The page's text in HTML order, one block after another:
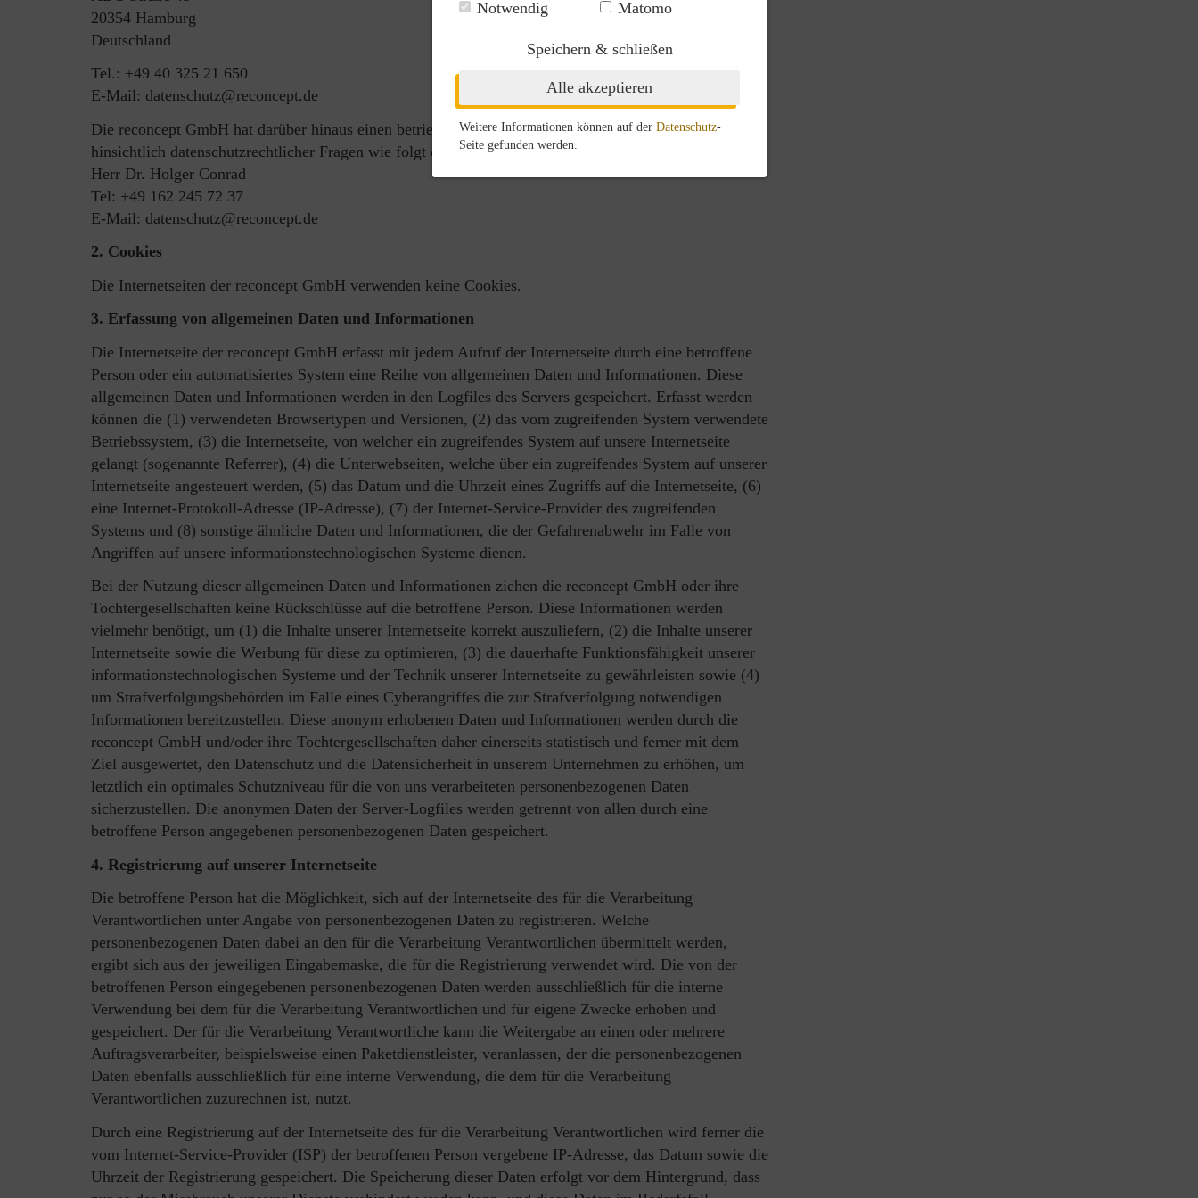
20354 Hamburg
Deutschland
Tel.: +49 40 325 21 650
E-Mail: datenschutz@reconcept.de
Die reconcept GmbH hat darüber hinaus einen betrieblichen Datenschutzbeauftragten, den Sie
hinsichtlich datenschutzrechtlicher Fragen wie folgt erreichen können:
Herr Dr. Holger Conrad
Tel: +49 162 245 72 37
E-Mail: datenschutz@reconcept.de
2. Cookies
Die Internetseiten der reconcept GmbH verwenden keine Cookies.
3. Erfassung von allgemeinen Daten und Informationen
Die Internetseite der reconcept GmbH erfasst mit jedem Aufruf der Internetseite durch eine betroffene
Person oder ein automatisiertes System eine Reihe von allgemeinen Daten und Informationen. Diese
allgemeinen Daten und Informationen werden in den Logfiles des Servers gespeichert. Erfasst werden
können die (1) verwendeten Browsertypen und Versionen, (2) das vom zugreifenden System verwendete
Betriebssystem, (3) die Internetseite, von welcher ein zugreifendes System auf unsere Internetseite
gelangt (sogenannte Referrer), (4) die Unterwebseiten, welche über ein zugreifendes System auf unserer
Internetseite angesteuert werden, (5) das Datum und die Uhrzeit eines Zugriffs auf die Internetseite, (6)
eine Internet-Protokoll-Adresse (IP-Adresse), (7) der Internet-Service-Provider des zugreifenden
Systems und (8) sonstige ähnliche Daten und Informationen, die der Gefahrenabwehr im Falle von
Angriffen auf unsere informationstechnologischen Systeme dienen.
Bei der Nutzung dieser allgemeinen Daten und Informationen ziehen die reconcept GmbH oder ihre
Tochtergesellschaften keine Rückschlüsse auf die betroffene Person. Diese Informationen werden
vielmehr benötigt, um (1) die Inhalte unserer Internetseite korrekt auszuliefern, (2) die Inhalte unserer
Internetseite sowie die Werbung für diese zu optimieren, (3) die dauerhafte Funktionsfähigkeit unserer
informationstechnologischen Systeme und der Technik unserer Internetseite zu gewährleisten sowie (4)
um Strafverfolgungsbehörden im Falle eines Cyberangriffes die zur Strafverfolgung notwendigen
Informationen bereitzustellen. Diese anonym erhobenen Daten und Informationen werden durch die
reconcept GmbH und/oder ihre Tochtergesellschaften daher einerseits statistisch und ferner mit dem
Ziel ausgewertet, den Datenschutz und die Datensicherheit in unserem Unternehmen zu erhöhen, um
letztlich ein optimales Schutzniveau für die von uns verarbeiteten personenbezogenen Daten
sicherzustellen. Die anonymen Daten der Server-Logfiles werden getrennt von allen durch eine
betroffene Person angegebenen personenbezogenen Daten gespeichert.
4. Registrierung auf unserer Internetseite
Die betroffene Person hat die Möglichkeit, sich auf der Internetseite des für die Verarbeitung
Verantwortlichen unter Angabe von personenbezogenen Daten zu registrieren. Welche
personenbezogenen Daten dabei an den für die Verarbeitung Verantwortlichen übermittelt werden,
ergibt sich aus der jeweiligen Eingabemaske, die für die Registrierung verwendet wird. Die von der
betroffenen Person eingegebenen personenbezogenen Daten werden ausschließlich für die interne
Verwendung bei dem für die Verarbeitung Verantwortlichen und für eigene Zwecke erhoben und
gespeichert. Der für die Verarbeitung Verantwortliche kann die Weitergabe an einen oder mehrere
Auftragsverarbeiter, beispielsweise einen Paketdienstleister, veranlassen, der die personenbezogenen
Daten ebenfalls ausschließlich für eine interne Verwendung, die dem für die Verarbeitung
Verantwortlichen zuzurechnen ist, nutzt.
Durch eine Registrierung auf der Internetseite des für die Verarbeitung Verantwortlichen wird ferner die
vom Internet-Service-Provider (ISP) der betroffenen Person vergebene IP-Adresse, das Datum sowie die
Uhrzeit der Registrierung gespeichert. Die Speicherung dieser Daten erfolgt vor dem Hintergrund, dass
Notwendig Matomo
Speichern & schließen
Alle akzeptieren
Weitere Informationen können auf der Datenschutz-
Seite gefunden werden.